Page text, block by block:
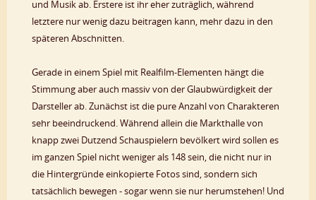
und Musik ab. Erstere ist ihr eher zuträglich, während
letztere nur wenig dazu beitragen kann, mehr dazu in den
späteren Abschnitten.
Gerade in einem Spiel mit Realfilm-Elementen hängt die
Stimmung aber auch massiv von der Glaubwürdigkeit der
Darsteller ab. Zunächst ist die pure Anzahl von Charakteren
sehr beeindruckend. Während allein die Markthalle von
knapp zwei Dutzend Schauspielern bevölkert wird sollen es
im ganzen Spiel nicht weniger als 148 sein, die nicht nur in
die Hintergründe einkopierte Fotos sind, sondern sich
tatsächlich bewegen - sogar wenn sie nur herumstehen! Und